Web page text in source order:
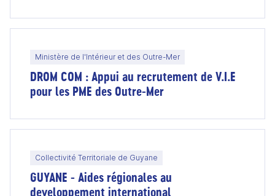
Ministère de l'Intérieur et des Outre-Mer
DROM COM : Appui au recrutement de V.I.E
pour les PME des Outre-Mer
Collectivité Territoriale de Guyane
GUYANE - Aides régionales au
developpement international